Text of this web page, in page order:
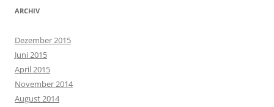
ARCHIV
Dezember 2015
Juni 2015
April 2015
November 2014
August 2014